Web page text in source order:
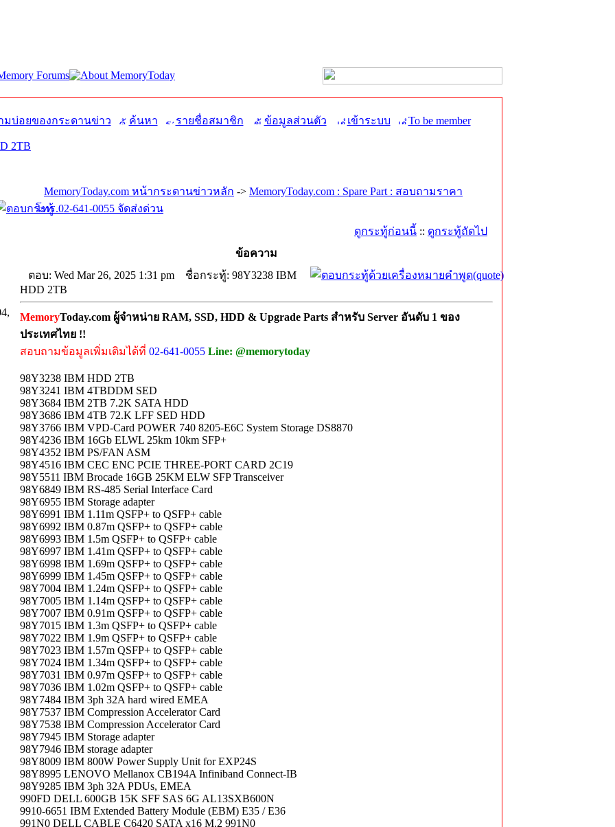
มบ่อยของกระดานข่าว ค้นหา รายชื่อสมาชิก ข้อมูลส่วนตัว เข้าระบบ To be member
2TB
MemoryToday.com หน้ากระดานข่าวหลัก -> MemoryToday.com : Spare Part : สอบถามราคา
โทร.02-641-0055 จัดส่งด่วน
ดูกระทู้ก่อนนี้ :: ดูกระทู้ถัดไป
ข้อความ
ตอบ: Wed Mar 26, 2025 1:31 pm
ชื่อกระทู้: 98Y3238 IBM
HDD 2TB
MemoryToday.com ผู้จำหน่าย RAM, SSD, HDD & Upgrade Parts สำหรับ Server อันดับ 1 ของ
ประเทศไทย !!
สอบถามข้อมูลเพิ่มเติมได้ที่ 02-641-0055 Line: @memorytoday
98Y3238 IBM HDD 2TB
98Y3241 IBM 4TBDDM SED
98Y3684 IBM 2TB 7.2K SATA HDD
98Y3686 IBM 4TB 72.K LFF SED HDD
98Y3766 IBM VPD-Card POWER 740 8205-E6C System Storage DS8870
98Y4236 IBM 16Gb ELWL 25km 10km SFP+
98Y4352 IBM PS/FAN ASM
98Y4516 IBM CEC ENC PCIE THREE-PORT CARD 2C19
98Y5511 IBM Brocade 16GB 25KM ELW SFP Transceiver
98Y6849 IBM RS-485 Serial Interface Card
98Y6955 IBM Storage adapter
98Y6991 IBM 1.11m QSFP+ to QSFP+ cable
98Y6992 IBM 0.87m QSFP+ to QSFP+ cable
98Y6993 IBM 1.5m QSFP+ to QSFP+ cable
98Y6997 IBM 1.41m QSFP+ to QSFP+ cable
98Y6998 IBM 1.69m QSFP+ to QSFP+ cable
98Y6999 IBM 1.45m QSFP+ to QSFP+ cable
98Y7004 IBM 1.24m QSFP+ to QSFP+ cable
98Y7005 IBM 1.14m QSFP+ to QSFP+ cable
98Y7007 IBM 0.91m QSFP+ to QSFP+ cable
98Y7015 IBM 1.3m QSFP+ to QSFP+ cable
98Y7022 IBM 1.9m QSFP+ to QSFP+ cable
98Y7023 IBM 1.57m QSFP+ to QSFP+ cable
98Y7024 IBM 1.34m QSFP+ to QSFP+ cable
98Y7031 IBM 0.97m QSFP+ to QSFP+ cable
98Y7036 IBM 1.02m QSFP+ to QSFP+ cable
98Y7484 IBM 3ph 32A hard wired EMEA
98Y7537 IBM Compression Accelerator Card
98Y7538 IBM Compression Accelerator Card
98Y7945 IBM Storage adapter
98Y7946 IBM storage adapter
98Y8009 IBM 800W Power Supply Unit for EXP24S
98Y8995 LENOVO Mellanox CB194A Infiniband Connect-IB
98Y9285 IBM 3ph 32A PDUs, EMEA
990FD DELL 600GB 15K SFF SAS 6G AL13SXB600N
9910-6651 IBM Extended Battery Module (EBM) E35 / E36
991N0 DELL CABLE C6420 SATA x16 M.2 991N0